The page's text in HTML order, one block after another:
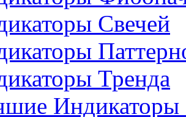
Свечей
Тренда
Индикаторы